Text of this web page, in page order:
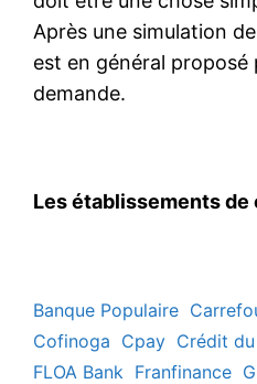
Après une simulation
est en général
demande.
Les établissements de
Banque Populaire
Cofinoga Cpay Crédit
FLOA Bank Franfinance